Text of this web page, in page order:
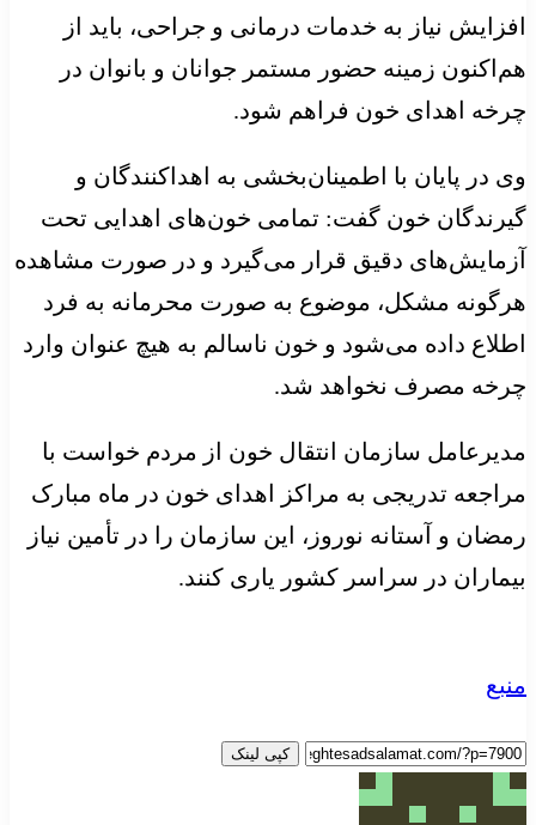
افزایش نیاز به خدمات درمانی و جراحی، باید از
هم‌اکنون زمینه حضور مستمر جوانان و بانوان در
چرخه اهدای خون فراهم شود.
وی در پایان با اطمینان‌بخشی به اهداکنندگان و
گیرندگان خون گفت: تمامی خون‌های اهدایی تحت
آزمایش‌های دقیق قرار می‌گیرد و در صورت مشاهده
هرگونه مشکل، موضوع به صورت محرمانه به فرد
اطلاع داده می‌شود و خون ناسالم به هیچ عنوان وارد
چرخه مصرف نخواهد شد.
مدیرعامل سازمان انتقال خون از مردم خواست با
مراجعه تدریجی به مراکز اهدای خون در ماه مبارک
رمضان و آستانه نوروز، این سازمان را در تأمین نیاز
بیماران در سراسر کشور یاری کنند.
منبع
کپی لینک